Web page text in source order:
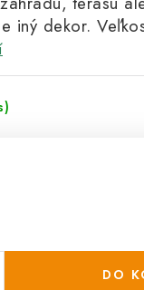
iný dekor.
DO